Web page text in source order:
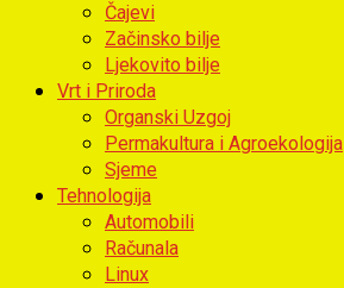
Čajevi
Začinsko bilje
Ljekovito bilje
Vrt i Priroda
Organski Uzgoj
Permakultura i Agroekologija
Sjeme
Tehnologija
Automobili
Računala
Linux